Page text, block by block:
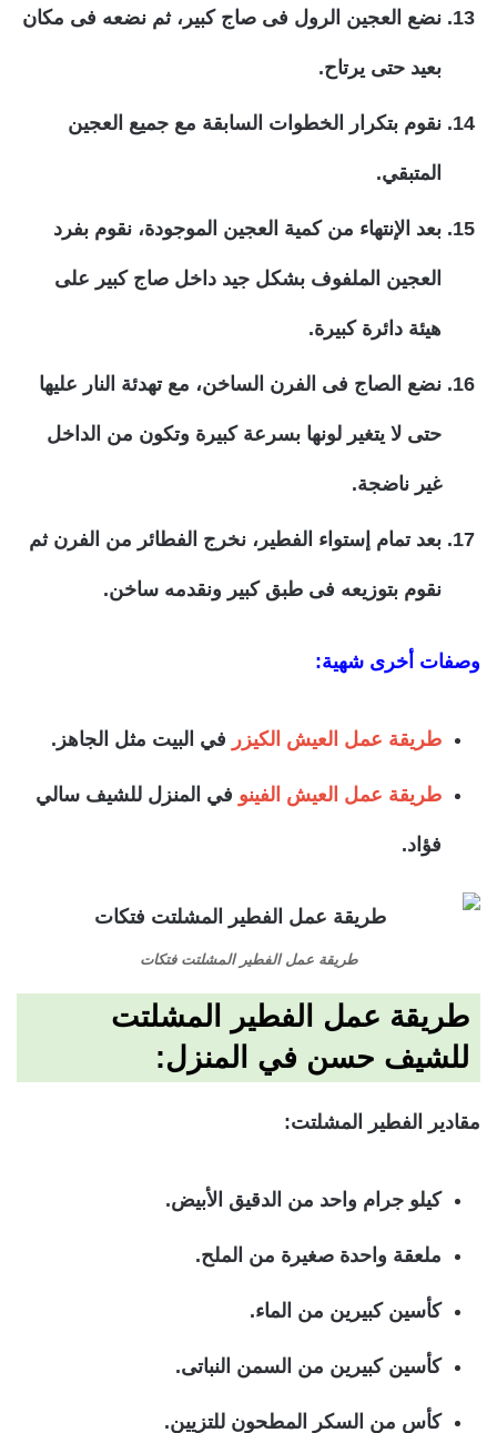
نضع العجين الرول فى صاج كبير، ثم نضعه فى مكان
بعيد حتى يرتاح.
نقوم بتكرار الخطوات السابقة مع جميع العجين
المتبقي.
بعد الإنتهاء من كمية العجين الموجودة، نقوم بفرد
العجين الملفوف بشكل جيد داخل صاج كبير على
هيئة دائرة كبيرة.
نضع الصاج فى الفرن الساخن، مع تهدئة النار عليها
حتى لا يتغير لونها بسرعة كبيرة وتكون من الداخل
غير ناضجة.
بعد تمام إستواء الفطير، نخرج الفطائر من الفرن ثم
نقوم بتوزيعه فى طبق كبير ونقدمه ساخن.
وصفات أخرى شهية:
طريقة عمل العيش الكيزر في البيت مثل الجاهز.
طريقة عمل العيش الفينو في المنزل للشيف سالي
فؤاد.
طريقة عمل الفطير المشلتت فتكات
طريقة عمل الفطير المشلتت
للشيف حسن في المنزل:
مقادير الفطير المشلتت:
كيلو جرام واحد من الدقيق الأبيض.
ملعقة واحدة صغيرة من الملح.
كأسين كبيرين من الماء.
كأسين كبيرين من السمن النباتى.
كأس من السكر المطحون للتزيين.